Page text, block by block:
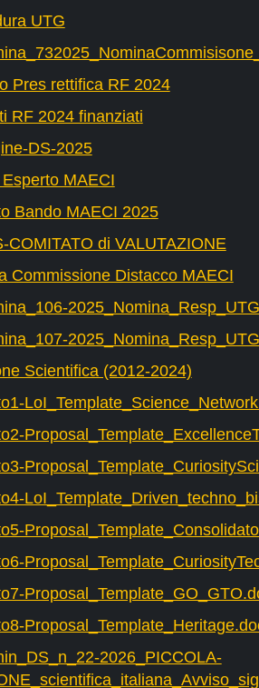
UTG
Pres rettifica RF 2024
RF 2024 finanziati
DS-2025
MAECI
Bando MAECI 2025
COMITATO di VALUTAZIONE
Commissione Distacco MAECI
Scientifica (2012-2024)
2026_PICCOLA-